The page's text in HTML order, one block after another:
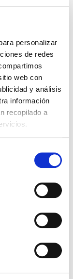
personalizar
de redes
web con
y análisis
información
recopilado a
sobre fondo
en
de
una óptima
de